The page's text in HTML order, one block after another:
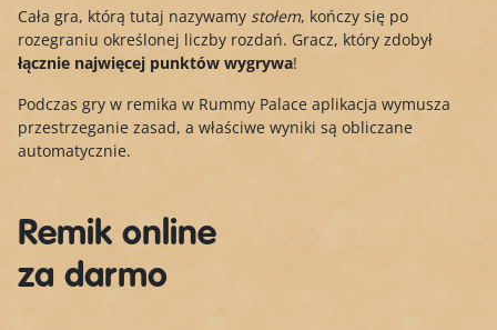
Cała gra, którą tutaj nazywamy stołem, kończy się po
rozegraniu określonej liczby rozdań. Gracz, który zdobył
łącznie najwięcej punktów wygrywa!
Podczas gry w remika w Rummy Palace aplikacja wymusza
przestrzeganie zasad, a właściwe wyniki są obliczane
automatycznie.
Remik online
za darmo